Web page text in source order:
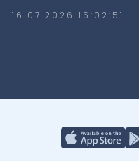
16.07.2026 15:02:51